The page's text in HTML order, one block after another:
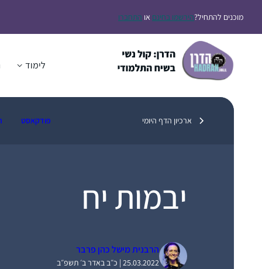
לתוכןמוכנים להתחיל?הירשמו בחינם או התחברו
לימוד
ארכיון הדף היומי פודקאסט
יבמות יח
הרבנית מישל כהן פרבר
25.03.2022 | כ״ב באדר ב׳ תשפ״ב